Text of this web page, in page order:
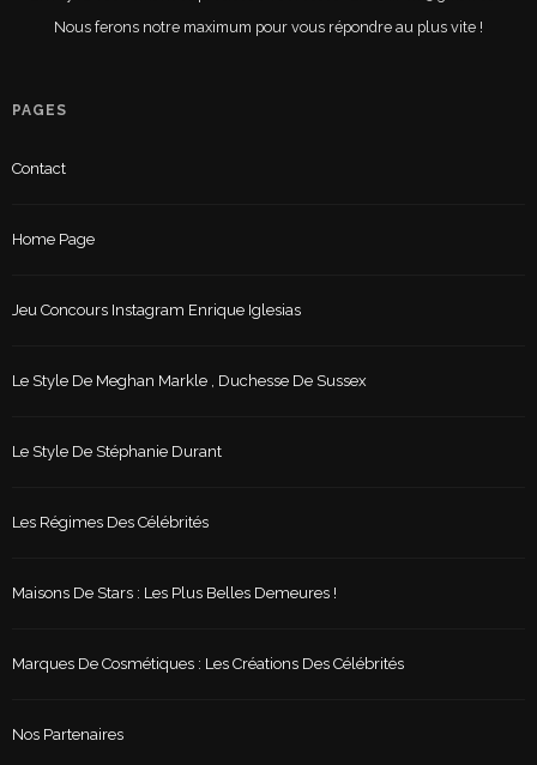
Nous ferons notre maximum pour vous répondre au plus vite !
PAGES
Contact
Home Page
Jeu Concours Instagram Enrique Iglesias
Le Style De Meghan Markle , Duchesse De Sussex
Le Style De Stéphanie Durant
Les Régimes Des Célébrités
Maisons De Stars : Les Plus Belles Demeures !
Marques De Cosmétiques : Les Créations Des Célébrités
Nos Partenaires